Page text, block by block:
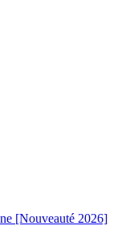
[Nouveauté 2026]